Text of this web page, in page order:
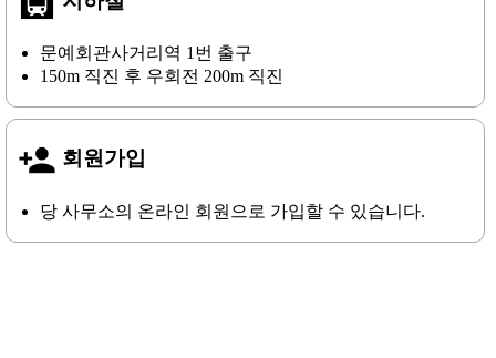
문예회관사거리역 1번 출구
150m 직진 후 우회전 200m 직진
person_add 회원가입
당 사무소의 온라인 회원으로 가입할 수 있습니다.